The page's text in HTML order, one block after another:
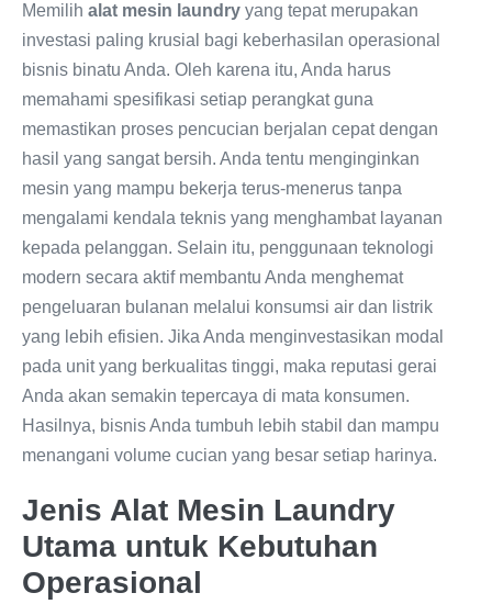
Memilih alat mesin laundry yang tepat merupakan
investasi paling krusial bagi keberhasilan operasional
bisnis binatu Anda. Oleh karena itu, Anda harus
memahami spesifikasi setiap perangkat guna
memastikan proses pencucian berjalan cepat dengan
hasil yang sangat bersih. Anda tentu menginginkan
mesin yang mampu bekerja terus-menerus tanpa
mengalami kendala teknis yang menghambat layanan
kepada pelanggan. Selain itu, penggunaan teknologi
modern secara aktif membantu Anda menghemat
pengeluaran bulanan melalui konsumsi air dan listrik
yang lebih efisien. Jika Anda menginvestasikan modal
pada unit yang berkualitas tinggi, maka reputasi gerai
Anda akan semakin tepercaya di mata konsumen.
Hasilnya, bisnis Anda tumbuh lebih stabil dan mampu
menangani volume cucian yang besar setiap harinya.
Jenis Alat Mesin Laundry
Utama untuk Kebutuhan
Operasional